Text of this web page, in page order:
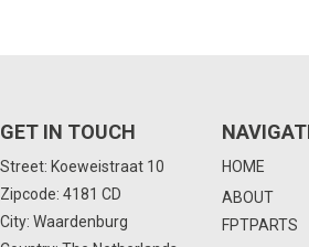
GET IN TOUCH
Street: Koeweistraat 10
Zipcode: 4181 CD
City: Waardenburg
HOME
ABOUT
FPTPARTS